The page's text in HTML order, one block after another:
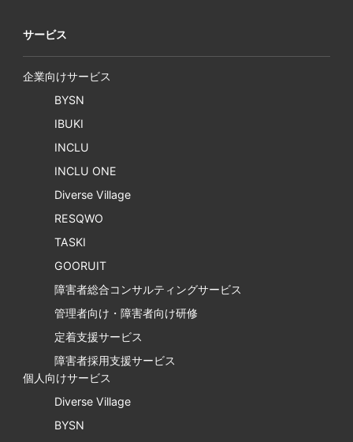
サービス
企業向けサービス
BYSN
IBUKI
INCLU
INCLU ONE
Diverse Village
RESQWO
TASKI
GOORUIT
障害者総合コンサルティングサービス
管理者向け・障害者向け研修
定着支援サービス
障害者採用支援サービス
個人向けサービス
Diverse Village
BYSN